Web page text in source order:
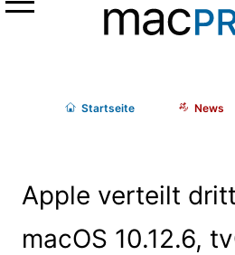
Menü
Startseite News
Apple verteilt
macOS 10.12.6,